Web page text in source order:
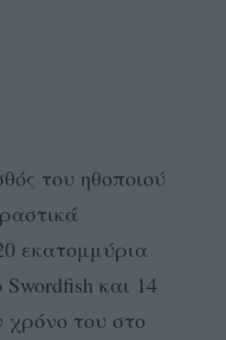
του ηθοποιού
εκατομμύρια
και 14
χρόνο του στο